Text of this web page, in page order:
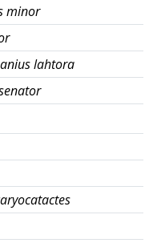
minor
lahtora